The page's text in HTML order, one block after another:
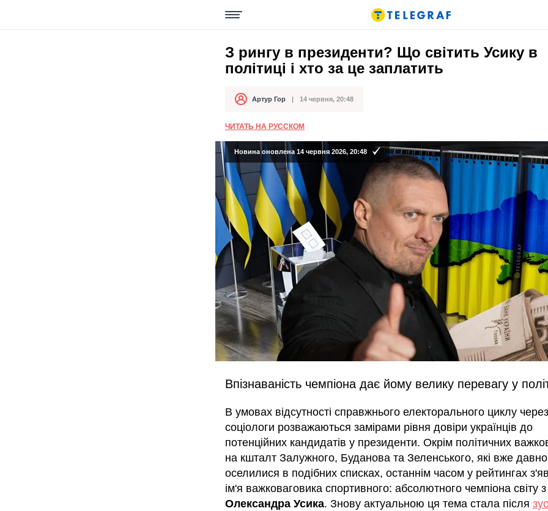
З рингу в президенти? Що світить Усику в
політиці і хто за це заплатить
АвторАртур Гор
Дата публікації 14 червня, 20:48
ЧИТАТЬ НА РУССКОМ
Новина оновлена 14 червня 2026, 20:48
Впізнаваність чемпіона дає йому велику перевагу у
В умовах відсутності справжнього електорального циклу
соціологи розважаються замірами рівня довіри українців до
потенційних кандидатів у президенти. Окрім політичних
на кшталт Залужного, Буданова та Зеленського, які вже давно
оселилися в подібних списках, останнім часом у рейтингах
ім'я важковаговика спортивного: абсолютного чемпіона світу
Олександра Усика. Знову актуальною ця тема стала після